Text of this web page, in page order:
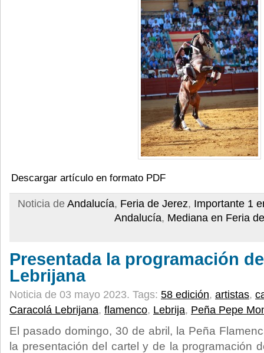
Descargar artículo en formato PDF
Noticia de Andalucía, Feria de Jerez, Importante 1
Andalucía, Mediana en Feria
Presentada la programación
Lebrijana
Noticia de 03 mayo 2023. Tags: 58 edición, artistas,
Caracolá Lebrijana, flamenco, Lebrija, Peña Pepe
El pasado domingo, 30 de abril, la Peña
la presentación del cartel y de la programación